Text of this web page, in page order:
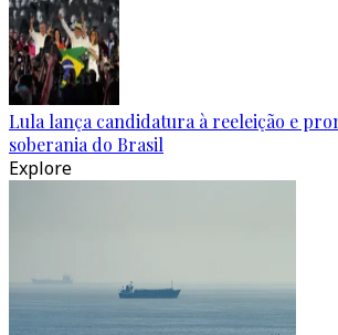
Lula lança candidatura à reeleição e
soberania do Brasil
Explore